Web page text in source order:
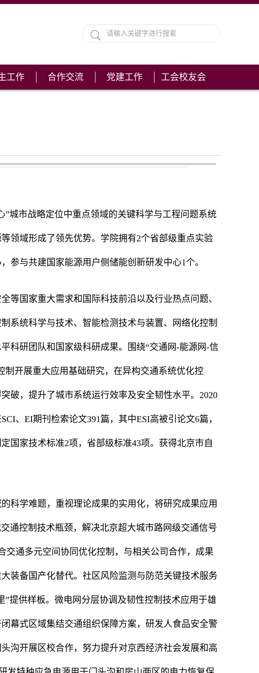
工作 合作交流 党建工作 工会校友会
城市战略定位中重点领域的关键科学与工程问题系统
领域形成了领先优势。学院拥有2个省部级重点实验
参与共建国家能源用户侧储能创新研发中心1个。
等国家重大需求和国际科技前沿以及行业热点问题、
系统科学与技术、智能检测技术与装置、网络化控制
科研团队和国家级科研成果。围绕“交通网-能源网-信
开展重大应用基础研究，在异构交通系统优化控
破，提升了城市系统运行效率及安全韧性水平。2020
、EI期刊检索论文391篇，其中ESI高被引论文6篇，
国家技术标准2项，省部级标准43项。获得北京市自
科学难题，重视理论成果的实用化，将研究成果应用
通控制技术瓶颈，解决北京超大城市路网级交通信号
交通多元空间协同优化控制，与相关公司合作，成果
装备国产化替代。社区风险监测与防范关键技术服务
提供样板。微电网分层协调及韧性控制技术应用于雄
幕式区域集结交通组织保障方案，研发人食品安全警
沟开展区校合作，努力提升对京西经济社会发展和高